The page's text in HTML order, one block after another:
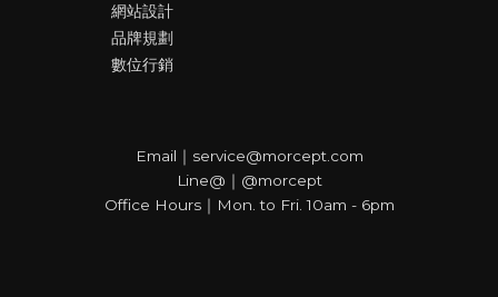
網站設計
品牌規劃
數位行銷
Email｜service@morcept.com
Line@｜@morcept
Office Hours｜Mon. to Fri. 10am - 6pm